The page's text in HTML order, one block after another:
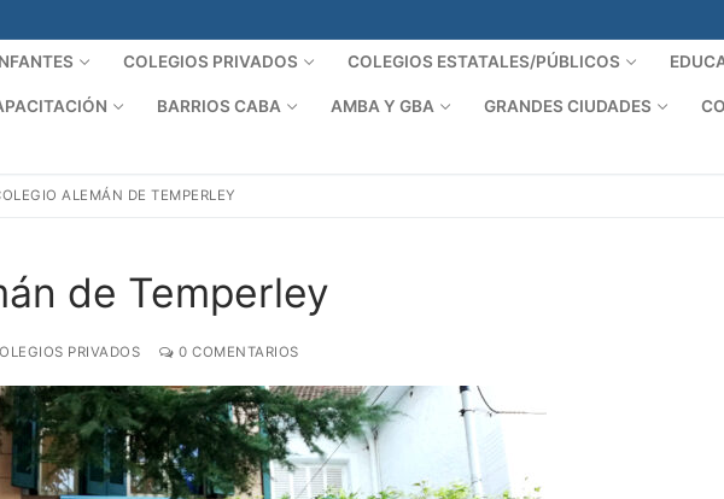
COLEGIOS PRIVADOS COLEGIOS ESTATALES/PÚBLICOS
BARRIOS CABA AMBA Y GBA GRANDES CIUDADES
ALEMÁN DE TEMPERLEY
de Temperley
PRIVADOS 0 COMENTARIOS